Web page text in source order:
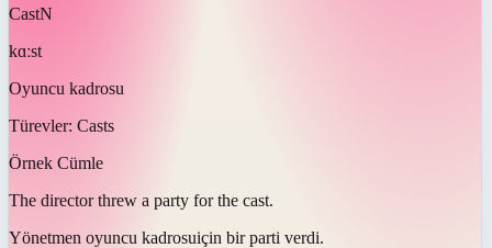
CastN
kɑːst
Oyuncu kadrosu
Türevler: Casts
Örnek Cümle
The director threw a party for the cast.
Yönetmen oyuncu kadrosuiçin bir parti verdi.